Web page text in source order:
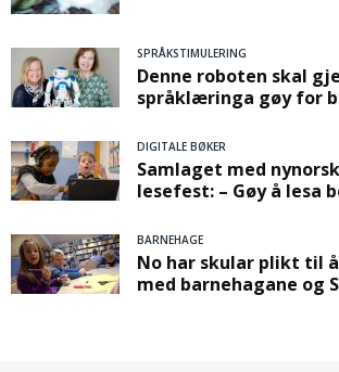
SPRÅKSTIMULERING
Denne roboten skal
språklæringa gøy for
DIGITALE BØKER
Samlaget med
lesefest: – Gøy å lesa
BARNEHAGE
No har skular plikt til
med barnehagane og